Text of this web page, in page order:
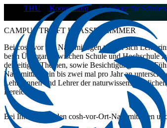
THU Kooperation Angebote für Schulen
CAMPUS TRIFFT KLASSENZIMMER
​​​​​​​​​​Bei cosh vor Ort Nachmittagen treffen sich
beim Übergang zwischen Schule und Hochschule
derzeitigen Themen, sowie Besichtigungen und
Nachmittage ein bis zwei mal pro Jahr an
Lehrerinnen und Lehrer der
Bereichen.
Bei Interesse an den cosh-vor-Ort-Nachmittagen